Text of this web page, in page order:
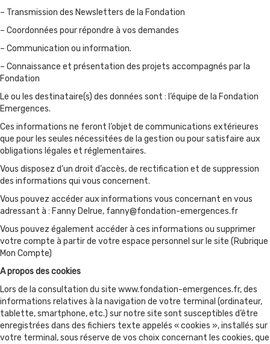
– Transmission des Newsletters de la Fondation
– Coordonnées pour répondre à vos demandes
– Communication ou information.
– Connaissance et présentation des projets accompagnés par la
Fondation
Le ou les destinataire(s) des données sont : l’équipe de la Fondation
Emergences.
Ces informations ne feront l’objet de communications extérieures
que pour les seules nécessitées de la gestion ou pour satisfaire aux
obligations légales et réglementaires.
Vous disposez d’un droit d’accès, de rectification et de suppression
des informations qui vous concernent.
Vous pouvez accéder aux informations vous concernant en vous
adressant à : Fanny Delrue, fanny@fondation-emergences.fr
Vous pouvez également accéder à ces informations ou supprimer
votre compte à partir de votre espace personnel sur le site (Rubrique
Mon Compte)
A propos des cookies
Lors de la consultation du site www.fondation-emergences.fr, des
informations relatives à la navigation de votre terminal (ordinateur,
tablette, smartphone, etc.) sur notre site sont susceptibles d’être
enregistrées dans des fichiers texte appelés « cookies », installés sur
votre terminal, sous réserve de vos choix concernant les cookies, que